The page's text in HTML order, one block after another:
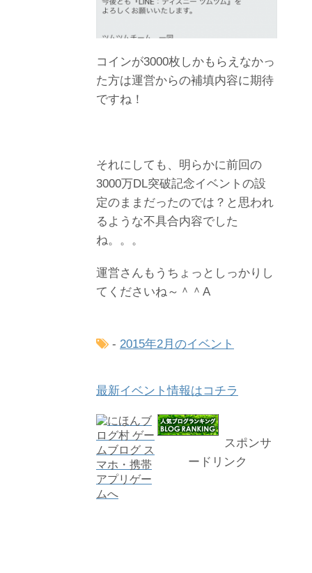
コインが3000枚しかもらえなかっ
た方は運営からの補填内容に期待
ですね！
それにしても、明らかに前回の
3000万DL突破記念イベントの設
定のままだったのでは？と思われ
るような不具合内容でした
ね。。。
運営さんもうちょっとしっかりし
てくださいね～＾＾A
- 2015年2月のイベント
最新イベント情報はコチラ
スポンサ
ードリンク